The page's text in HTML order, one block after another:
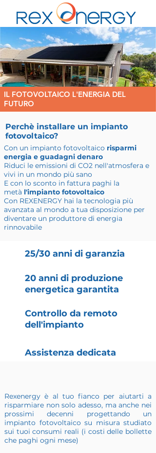
IL FOTOVOLTAICO L'ENERGIA DEL
FUTURO
Perchè installare un impianto
fotovoltaico?
Con un impianto fotovoltaico risparmi
energia e guadagni denaro
Riduci le emissioni di CO2 nell'atmosfera e
vivi in un mondo più sano
E con lo sconto in fattura paghi la
metà l'impianto fotovoltaico
Con REXENERGY hai la tecnologia più
avanzata al mondo a tua disposizione per
diventare un produttore di energia
rinnovabile
25/30 anni di garanzia
20 anni di produzione
energetica garantita
Controllo da remoto
dell'impianto
Assistenza dedicata
Rexenergy è al tuo fianco per aiutarti a
risparmiare non solo adesso, ma anche nei
prossimi decenni progettando un
impianto fotovoltaico su misura studiato
sui tuoi consumi reali (i costi delle bollette
che paghi ogni mese)